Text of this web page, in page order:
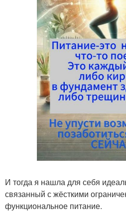
И тогда я нашла для себя
связанный с жёсткими
функциональное питание.